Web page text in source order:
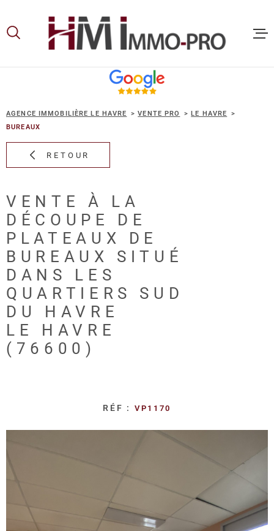
lamenu
contenu
AGENCE IMMOBILIÈRE LE HAVRE VENTE PRO
LE HAVRE
BUREAUX
RETOUR
VENTE À LA
DÉCOUPE DE
PLATEAUX DE
BUREAUX SITUÉ
DANS LES
QUARTIERS SUD
DU HAVRE
LE HAVRE
(76600)
RÉF :VP1170